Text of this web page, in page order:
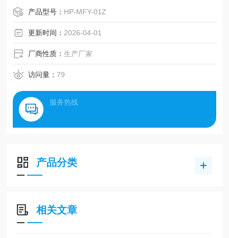
油桶盖、包装瓶盖 易拉罐 塑料瓶盖 防盗瓶盖 饮料瓶盖 纯净
水瓶盖 罐头瓶盖 药品瓶盖副食调料瓶盖（酱油、醋、料酒
等）、易开盖三片罐（啤酒、饮料易拉罐等）、纸质包装罐
（圆柱形，各种薯片虾条）等。是饮料、矿泉水、罐头、药
品等企业检测密封性的仪器
产品型号： HP-MFY-01Z
更新时间： 2026-04-01
厂商性质：生产厂家
访问量：79
服务热线
产品分类
相关文章